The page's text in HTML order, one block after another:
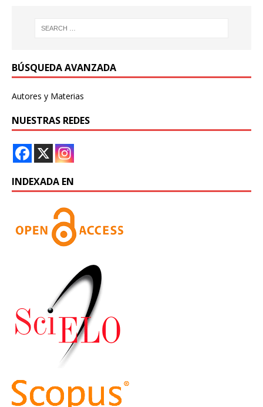
BÚSQUEDA AVANZADA
Autores y Materias
NUESTRAS REDES
INDEXADA EN